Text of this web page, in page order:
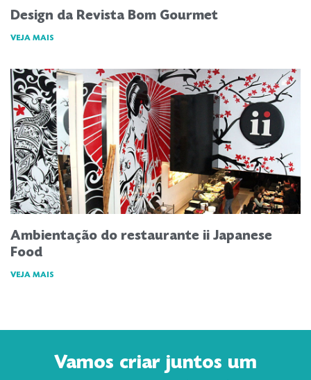
Design da Revista Bom Gourmet
VEJA MAIS
Ambientação do restaurante ii Japanese
Food
VEJA MAIS
Vamos criar juntos um